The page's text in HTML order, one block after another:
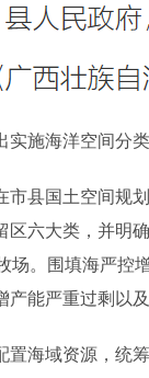
施海洋空间分类
市县国土空间规
区六大类，并明
场。围填海严控
能严重过剩以
置海域资源，统